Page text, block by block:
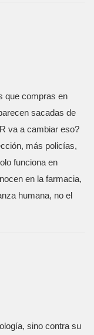
que compras en
sacadas de
va a cambiar eso?
más policías,
funciona en
en la farmacia,
humana, no el
sino contra su